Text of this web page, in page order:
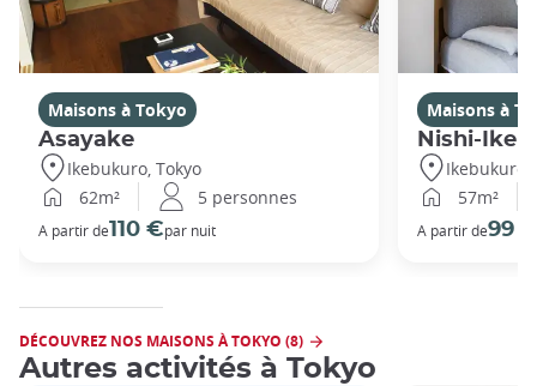
Maisons à Tokyo
Asayake
Ikebukuro, Tokyo
62m²
5 personnes
A partir de110 €par nuit
Maisons à
Nishi-
Ikebukuro,
57m²
A partir de99 €
DÉCOUVREZ NOS MAISONS À TOKYO (8)
Autres activités à Tokyo